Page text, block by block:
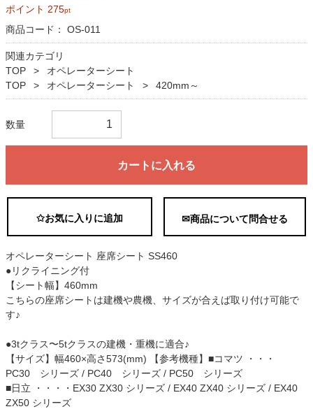
ポイント 275pt
商品コード： OS-011
関連カテゴリ
TOP
オペレーターシート
TOP
オペレーターシート 420mm～
数量
カートに入れる
✩お気に入りに追加 ✉商品について問合せる
オペレーターシート 座席シート SS460
●リクライニング付
【シート幅】460mm
こちらの座席シートは建機や農機、サイズが合えば取り付け可能で
す♪
●3tクラス〜5tクラスの建機・重機に適合♪
【サイズ】幅460×高さ573(mm) 【参考機種】■コマツ ・・・
PC30 シリーズ / PC40 シリーズ / PC50 シリーズ
■日立 ・・・・EX30 ZX30 シリーズ / EX40 ZX40 シリーズ / EX40
ZX50 シリーズ